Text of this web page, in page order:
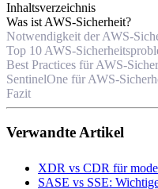
Inhaltsverzeichnis
Was ist AWS-Sicherheit?
Notwendigkeit der AWS-
Top 10 AWS-
Best Practices für AWS-
SentinelOne für AWS-
Fazit
Verwandte Artikel
XDR vs CDR für
SASE vs SSE: